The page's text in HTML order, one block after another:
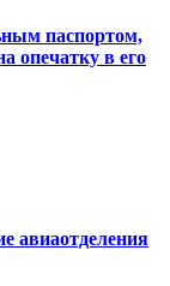
паспортом,
опечатку в его
авиаотделения